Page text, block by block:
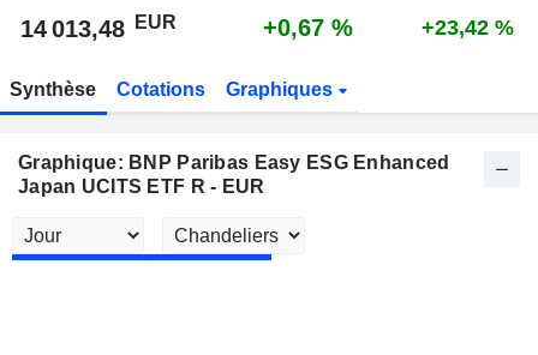
14 013,48 EUR +0,67 % +23,42 %
Synthèse Cotations Graphiques
Graphique: BNP Paribas Easy ESG Enhanced
Japan UCITS ETF R - EUR